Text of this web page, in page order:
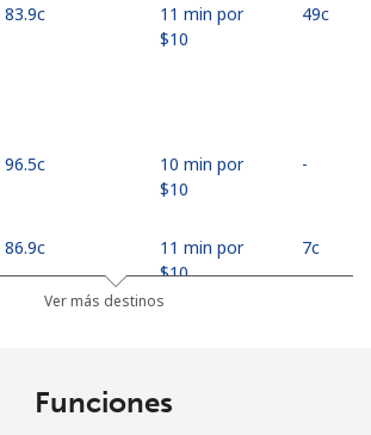
⁦83.9c⁩
11 min por
⁦$10⁩
⁦49c⁩
⁦96.5c⁩
10 min por
⁦$10⁩
-
⁦86.9c⁩
11 min por
⁦$10⁩
⁦7c⁩
⁦45.5c⁩
21 min por
Ver más destinos
Funciones